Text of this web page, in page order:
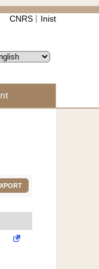
CNRS Inist